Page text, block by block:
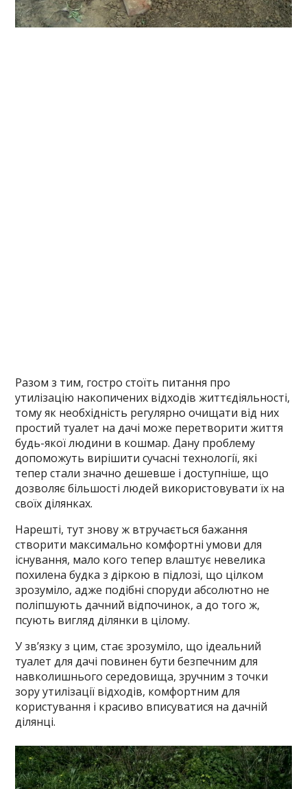
Разом з тим, гостро стоїть питання про
утилізацію накопичених відходів життєдіяльності,
тому як необхідність регулярно очищати від них
простий туалет на дачі може перетворити життя
будь-якої людини в кошмар. Дану проблему
допоможуть вирішити сучасні технології, які
тепер стали значно дешевше і доступніше, що
дозволяє більшості людей використовувати їх на
своїх ділянках.
Нарешті, тут знову ж втручається бажання
створити максимально комфортні умови для
існування, мало кого тепер влаштує невелика
похилена будка з діркою в підлозі, що цілком
зрозуміло, адже подібні споруди абсолютно не
поліпшують дачний відпочинок, а до того ж,
псують вигляд ділянки в цілому.
У зв’язку з цим, стає зрозуміло, що ідеальний
туалет для дачі повинен бути безпечним для
навколишнього середовища, зручним з точки
зору утилізації відходів, комфортним для
користування і красиво вписуватися на дачній
ділянці.